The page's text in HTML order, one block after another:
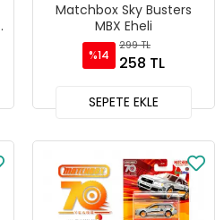
Matchbox Sky Busters
MBX Eheli
%14
299 TL
258 TL
SEPETE EKLE